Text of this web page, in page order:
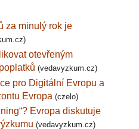
za minulý rok je
otevřeným
(vedavyzkum.cz)
pro Digitální Evropu a
Evropa (czelo)
Evropa diskutuje
(vedavyzkum.cz)